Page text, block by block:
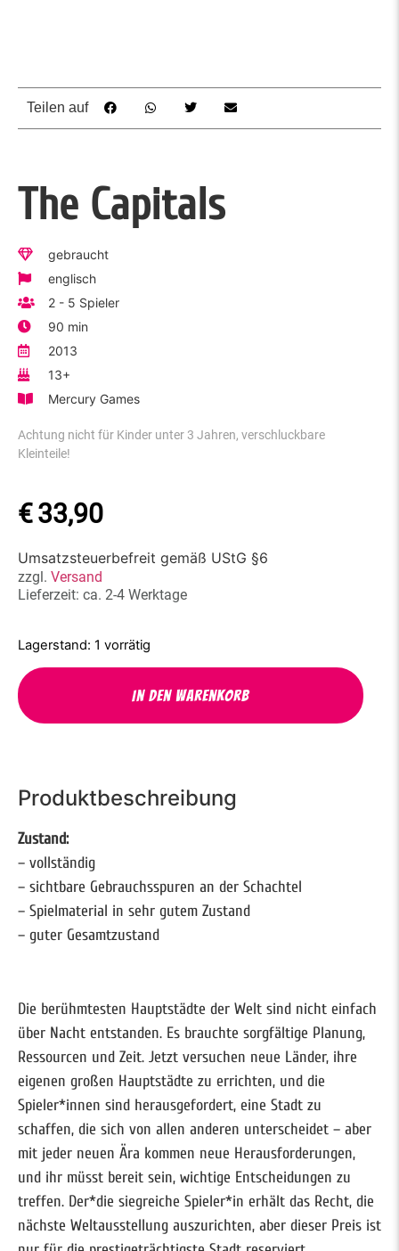
Teilen auf
The Capitals
gebraucht
englisch
2 - 5 Spieler
90 min
2013
13+
Mercury Games
Achtung nicht für Kinder unter 3 Jahren, verschluckbare
Kleinteile!
€33,90
Umsatzsteuerbefreit gemäß UStG §6
zzgl. Versand
Lieferzeit: ca. 2-4 Werktage
1 vorrätig
In den Warenkorb
Produktbeschreibung
Zustand:
– vollständig
– sichtbare Gebrauchsspuren an der Schachtel
– Spielmaterial in sehr gutem Zustand
– guter Gesamtzustand
Die berühmtesten Hauptstädte der Welt sind nicht einfach
über Nacht entstanden. Es brauchte sorgfältige Planung,
Ressourcen und Zeit. Jetzt versuchen neue Länder, ihre
eigenen großen Hauptstädte zu errichten, und die
Spieler*innen sind herausgefordert, eine Stadt zu
schaffen, die sich von allen anderen unterscheidet – aber
mit jeder neuen Ära kommen neue Herausforderungen,
und ihr müsst bereit sein, wichtige Entscheidungen zu
treffen. Der*die siegreiche Spieler*in erhält das Recht, die
nächste Weltausstellung auszurichten, aber dieser Preis ist